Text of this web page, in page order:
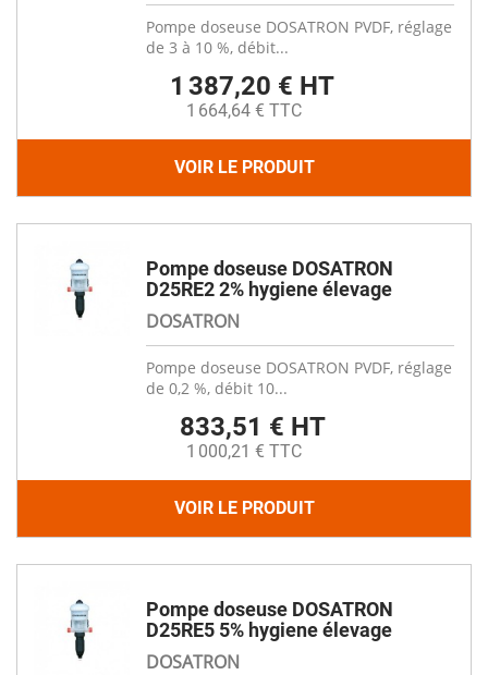
Pompe doseuse DOSATRON PVDF, réglage
de 3 à 10 %, débit...
1 387,20 € HT
1 664,64 € TTC
VOIR LE PRODUIT
Pompe doseuse DOSATRON
D25RE2 2% hygiene élevage
DOSATRON
Pompe doseuse DOSATRON PVDF, réglage
de 0,2 %, débit 10...
833,51 € HT
1 000,21 € TTC
VOIR LE PRODUIT
Pompe doseuse DOSATRON
D25RE5 5% hygiene élevage
DOSATRON